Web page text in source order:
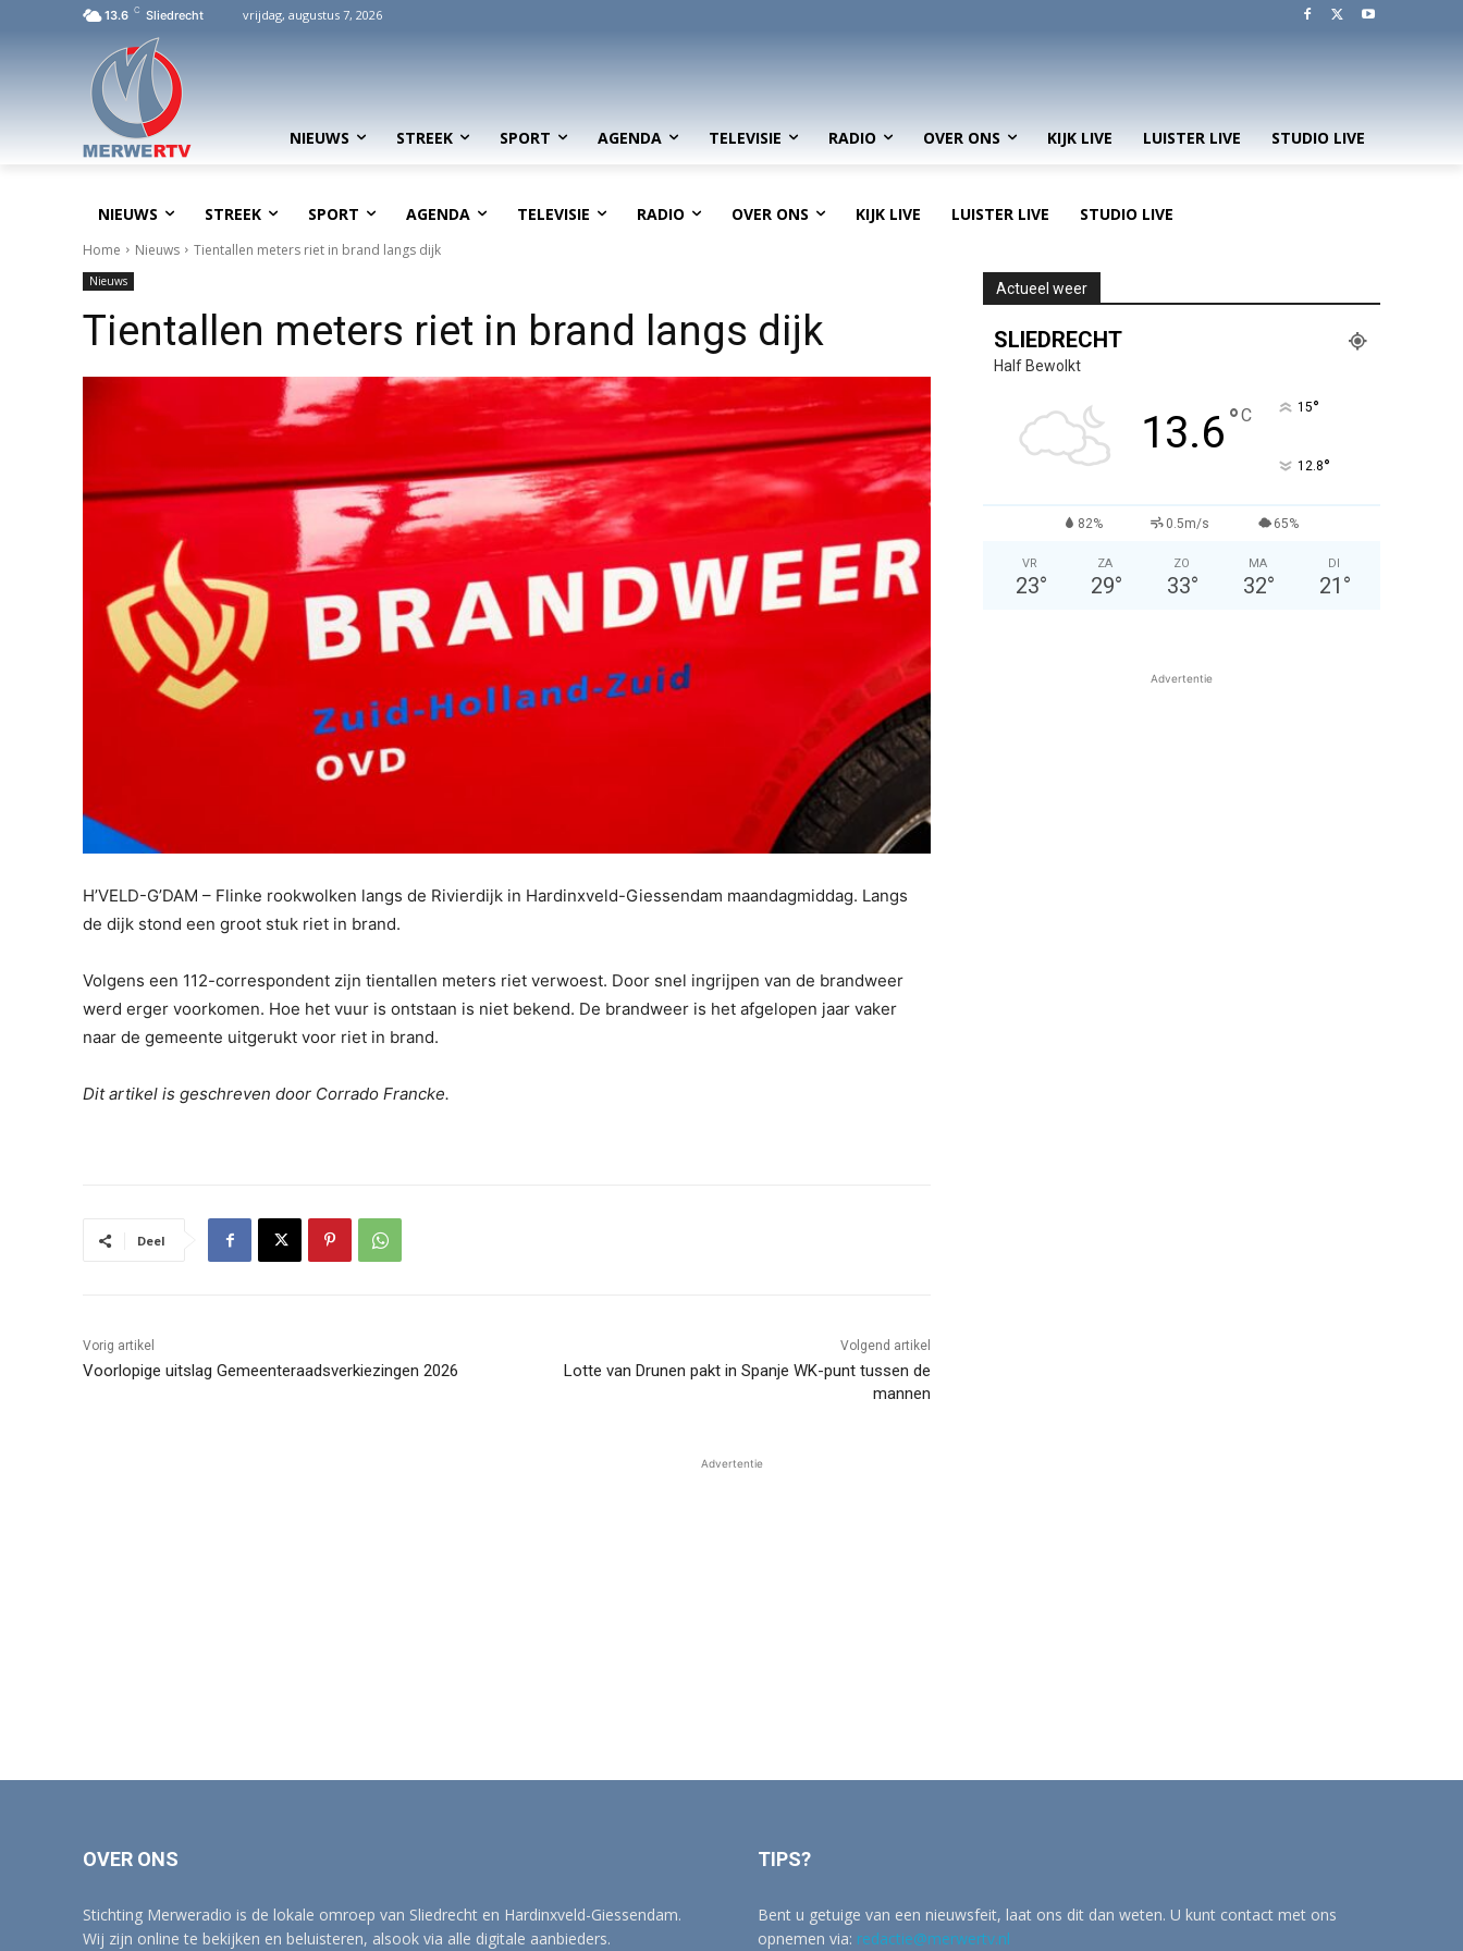
13.6 C Sliedrecht vrijdag, augustus 7, 2026
NIEUWS STREEK SPORT AGENDA TELEVISIE RADIO OVER ONS KIJK LIVE LUISTER LIVE STUDIO LIVE
NIEUWS STREEK SPORT AGENDA TELEVISIE RADIO OVER ONS KIJK LIVE LUISTER LIVE STUDIO LIVE
Home Nieuws Tientallen meters riet in brand langs dijk
Nieuws
Tientallen meters riet in brand langs dijk
H’VELD-G’DAM – Flinke rookwolken langs de Rivierdijk in Hardinxveld-Giessendam maandagmiddag. Langs
de dijk stond een groot stuk riet in brand.
Volgens een 112-correspondent zijn tientallen meters riet verwoest. Door snel ingrijpen van de brandweer
werd erger voorkomen. Hoe het vuur is ontstaan is niet bekend. De brandweer is het afgelopen jaar vaker
naar de gemeente uitgerukt voor riet in brand.
Dit artikel is geschreven door Corrado Francke.
Deel
Vorig artikel
Voorlopige uitslag Gemeenteraadsverkiezingen 2026
Volgend artikel
Lotte van Drunen pakt in Spanje WK-punt tussen de
mannen
Actueel weer
SLIEDRECHT
Half Bewolkt
13.6°C 15°
12.8°
82% 0.5m/s 65%
VR
23°
ZA
29°
ZO
33°
MA
32°
DI
21 °
Advertentie
Advertentie
OVER ONS
Stichting Merweradio is de lokale omroep van Sliedrecht en Hardinxveld-Giessendam.
Wij zijn online te bekijken en beluisteren, alsook via alle digitale aanbieders.
TIPS?
Bent u getuige van een nieuwsfeit, laat ons dit dan weten. U kunt contact met ons
opnemen via: redactie@merwertv.nl